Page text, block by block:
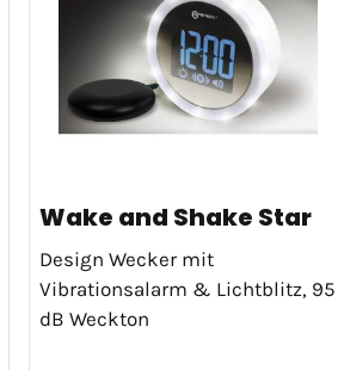
Wake and Shake Star
Design Wecker mit
Vibrationsalarm & Lichtblitz, 95
dB Weckton